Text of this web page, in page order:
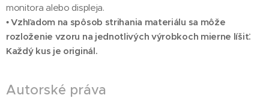
monitora alebo displeja.
•Vzhľadom na spôsob strihania materiálu sa môže
rozloženie vzoru na jednotlivých výrobkoch mierne líšiť.
Každý kus je originál.
Autorské práva